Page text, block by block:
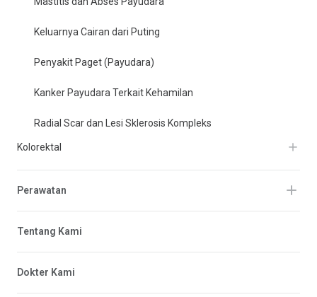
Keluarnya Cairan dari Puting
Penyakit Paget (Payudara)
Kanker Payudara Terkait Kehamilan
Radial Scar dan Lesi Sklerosis Kompleks
Kolorektal
Perawatan
Tentang Kami
Dokter Kami